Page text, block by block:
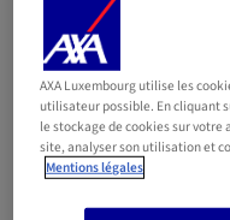
Infos
première
CLIENT MYAXA ?
AXA Luxembourg utilise les
utilisateur possible. En cliquant
le stockage de cookies sur
site, analyser son utilisation et
Mentions légales